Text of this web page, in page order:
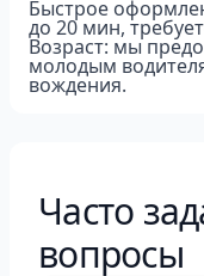
Быстрое
до 20 мин,
Возраст: мы
молодым
вождения.
Часто
вопросы